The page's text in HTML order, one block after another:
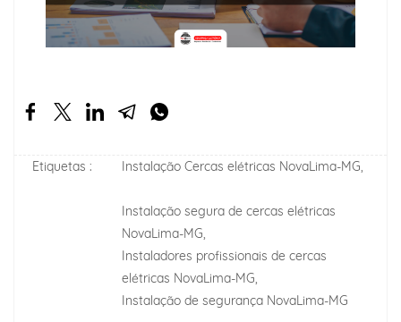
Etiquetas : Instalação Cercas elétricas NovaLima-MG,
Instalação segura de cercas elétricas
NovaLima-MG,
Instaladores profissionais de cercas
elétricas NovaLima-MG,
Instalação de segurança NovaLima-MG